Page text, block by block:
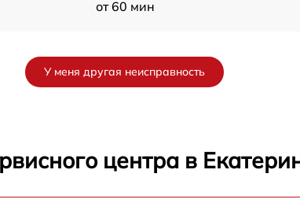
от 60 мин
У меня другая неисправность
центра в